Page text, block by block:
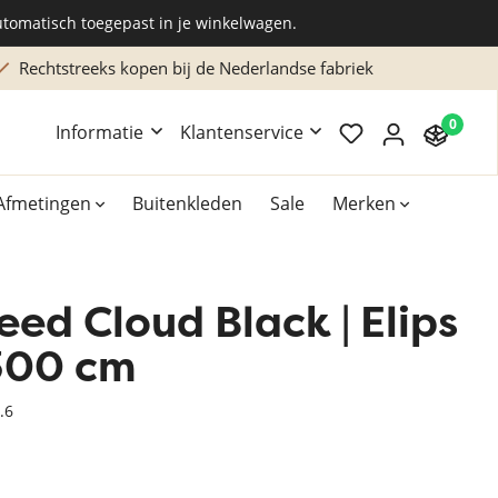
toegepast in je winkelwagen.
kopen bij de Nederlandse fabriek
Informatie Klantenservice 0
Buitenkleden Sale Merken
Overig
Accessoires
Cloud Black | Elips
cm